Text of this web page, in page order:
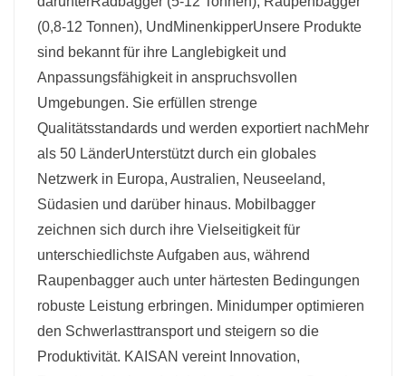
(0,8-12 Tonnen), Und MinenkipperUnsere Produkte
sind bekannt für ihre Langlebigkeit und
Anpassungsfähigkeit in anspruchsvollen
Umgebungen. Sie erfüllen strenge
Qualitätsstandards und werden exportiert nachMehr
als 50 LänderUnterstützt durch ein globales
Netzwerk in Europa, Australien, Neuseeland,
Südasien und darüber hinaus. Mobilbagger
zeichnen sich durch ihre Vielseitigkeit für
unterschiedlichste Aufgaben aus, während
Raupenbagger auch unter härtesten Bedingungen
robuste Leistung erbringen. Minidumper optimieren
den Schwerlasttransport und steigern so die
Produktivität. KAISAN vereint Innovation,